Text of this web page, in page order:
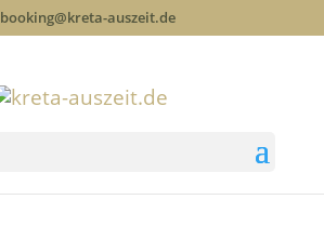
booking@kreta-auszeit.de